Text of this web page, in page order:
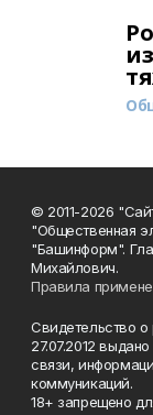
© 2011-2026
"Общественная
"Башинформ".
Михайлович.
Правила
Свидетельство
27.07.2012
связи,
коммуникаций.
18+ запрещено